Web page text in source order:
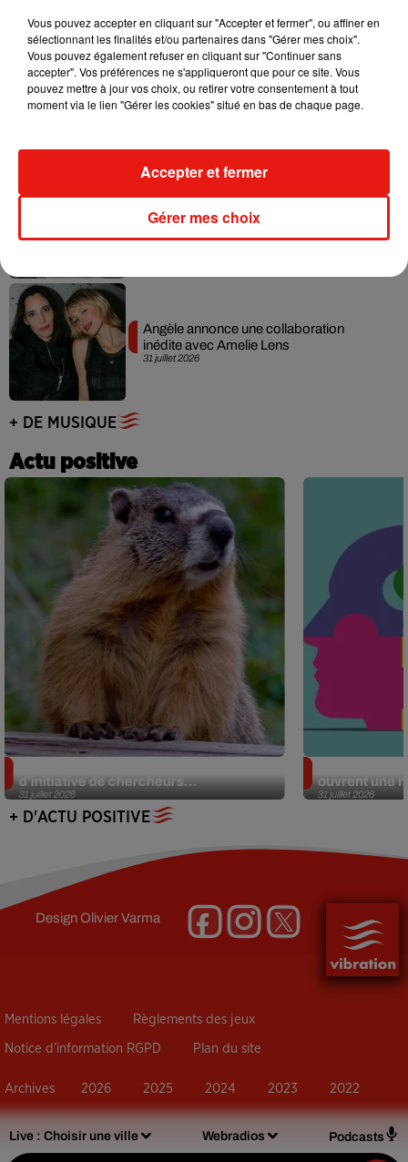
Live : Choisir une ville Webradios Podcasts
Grand Corps Malade emmène Styleto
en road-trip dans son nouveau clip
31 juillet 2026
album « Petals »
31 juillet 2026
Angèle annonce une collaboration
inédite avec Amelie Lens
+ DE MUSIQUE
Actu positive
31 juillet 2026
d’initiative de chercheurs...
31 juillet 2026
ouvrent une
+ D'ACTU POSITIVE
DesignOlivier Varma
Mentions légales Règlements des jeux
Notice d’information RGPD Plan du site
Archives 2026 2025 2024 2023 2022
Vous pouvez accepter en cliquant sur "Accepter et fermer", ou affiner en
sélectionnant les finalités et/ou partenaires dans "Gérer mes choix".
Vous pouvez également refuser en cliquant sur "Continuer sans
accepter". Vos préférences ne s'appliqueront que pour ce site. Vous
pouvez mettre à jour vos choix, ou retirer votre consentement à tout
moment via le lien "Gérer les cookies" situé en bas de chaque page.
Gérer mes choix
Accepter et fermer